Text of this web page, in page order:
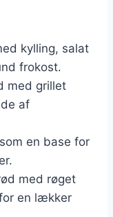
kylling, salat
frokost.
med grillet
af
en base for
med røget
en lækker